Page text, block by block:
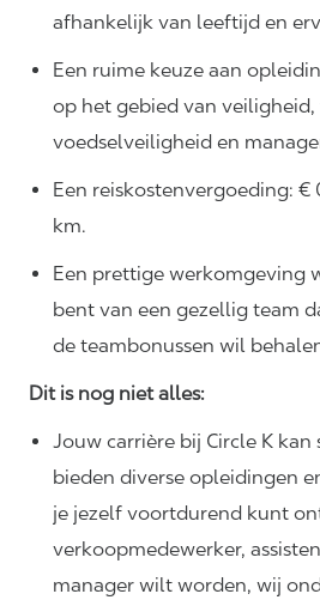
afhankelijk van leeftijd en
Een ruime keuze aan
op het gebied van veiligheid,
voedselveiligheid en
Een reiskostenvergoeding: €
km.
Een prettige werkomgeving
bent van een gezellig team
de teambonussen wil
Dit is nog niet alles:
Jouw carrière bij Circle K kan
bieden diverse opleidingen
je jezelf voortdurend kunt
verkoopmedewerker,
manager wilt worden, wij